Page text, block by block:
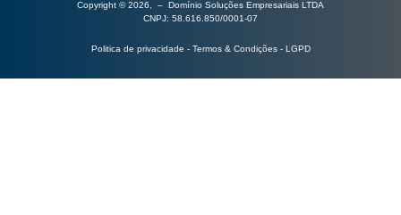
Copyright © 2026, – Domínio Soluções Empresariais LTDA
CNPJ: 58.616.850/0001-07
Politica de privacidade - Termos & Condições - LGPD